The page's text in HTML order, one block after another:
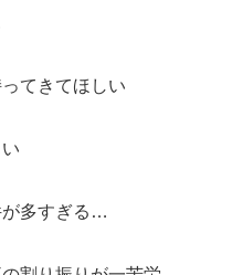
きてほしい
が多すぎる…